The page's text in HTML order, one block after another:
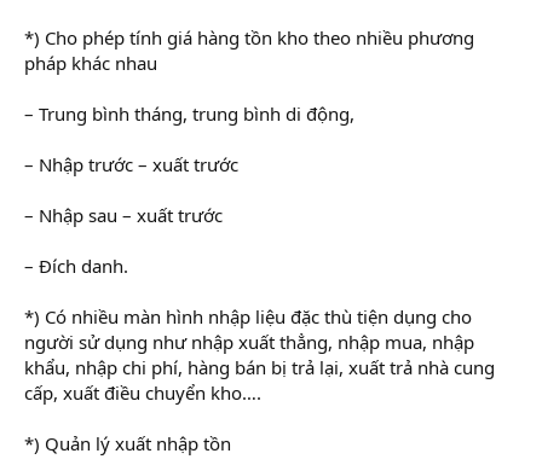
*) Cho phép tính giá hàng tồn kho theo nhiều phương
pháp khác nhau
– Trung bình tháng, trung bình di động,
– Nhập trước – xuất trước
– Nhập sau – xuất trước
– Đích danh.
*) Có nhiều màn hình nhập liệu đặc thù tiện dụng cho
người sử dụng như nhập xuất thẳng, nhập mua, nhập
khẩu, nhập chi phí, hàng bán bị trả lại, xuất trả nhà cung
cấp, xuất điều chuyển kho….
*) Quản lý xuất nhập tồn